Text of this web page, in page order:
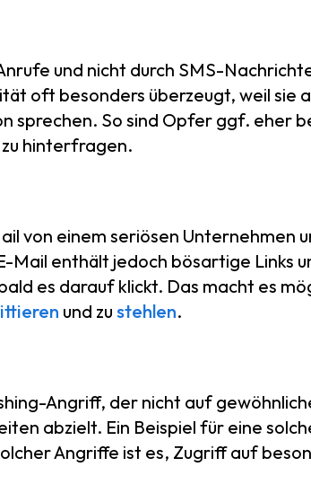
und nicht durch SMS-
oft besonders überzeugt, weil sie
sprechen. So sind Opfer ggf. eher
hinterfragen.
von einem seriösen Unternehmen
Mail enthält jedoch bösartige Links
es darauf klickt. Das macht es
und zu stehlen.
Angriff, der nicht auf
abzielt. Ein Beispiel für eine
Angriffe ist es, Zugriff auf